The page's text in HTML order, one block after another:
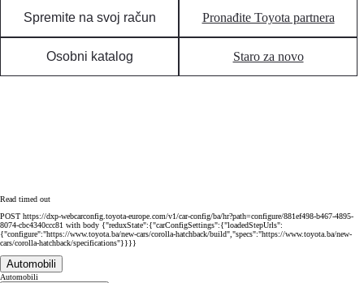
Spremite na svoj račun Pronađite Toyota partnera
Osobni katalog Staro za novo
Read timed out
POST https://dxp-webcarconfig.toyota-europe.com/v1/car-config/ba/hr?path=configure/881ef498-b467-4895-
8074-cbc4340ccc81 with body {"reduxState":{"carConfigSettings":{"loadedStepUrls":
{"configure":"https://www.toyota.ba/new-cars/corolla-hatchback/build","specs":"https://www.toyota.ba/new-
cars/corolla-hatchback/specifications"}}}}
Automobili
Automobili